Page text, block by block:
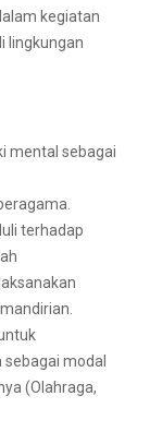
kegiatan
lingkungan
mental sebagai
terhadap
modal
(Olahraga,